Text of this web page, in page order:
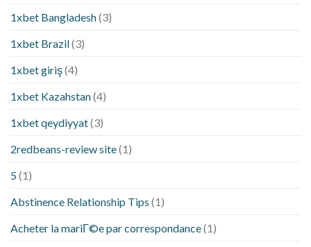
1xbet Bangladesh(3)
1xbet Brazil(3)
1xbet giriş(4)
1xbet Kazahstan(4)
1xbet qeydiyyat(3)
2redbeans-review site(1)
5(1)
Abstinence Relationship Tips (1)
Acheter la mariГ©e par correspondance(1)